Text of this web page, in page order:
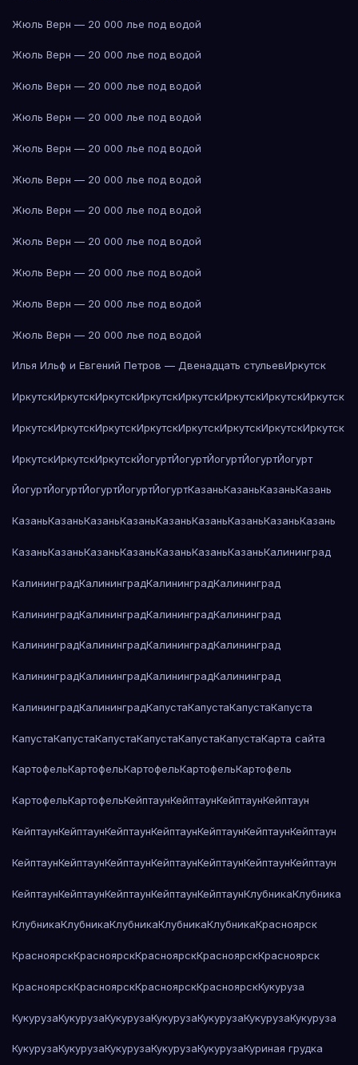
Жюль Верн — 20 000 лье под водой
Жюль Верн — 20 000 лье под водой
Жюль Верн — 20 000 лье под водой
Жюль Верн — 20 000 лье под водой
Жюль Верн — 20 000 лье под водой
Жюль Верн — 20 000 лье под водой
Жюль Верн — 20 000 лье под водой
Жюль Верн — 20 000 лье под водой
Жюль Верн — 20 000 лье под водой
Жюль Верн — 20 000 лье под водой
Жюль Верн — 20 000 лье под водой
Илья Ильф и Евгений Петров — Двенадцать стульевИркутск
ИркутскИркутскИркутскИркутскИркутскИркутскИркутскИркутск
ИркутскИркутскИркутскИркутскИркутскИркутскИркутскИркутск
ИркутскИркутскИркутскЙогуртЙогуртЙогуртЙогуртЙогурт
ЙогуртЙогуртЙогуртЙогуртЙогуртКазаньКазаньКазаньКазань
КазаньКазаньКазаньКазаньКазаньКазаньКазаньКазаньКазань
КазаньКазаньКазаньКазаньКазаньКазаньКазаньКалининград
КалининградКалининградКалининградКалининград
КалининградКалининградКалининградКалининград
КалининградКалининградКалининградКалининград
КалининградКалининградКалининградКалининград
КалининградКалининградКапустаКапустаКапустаКапуста
КапустаКапустаКапустаКапустаКапустаКапустаКарта сайта
КартофельКартофельКартофельКартофельКартофель
КартофельКартофельКейптаунКейптаунКейптаунКейптаун
КейптаунКейптаунКейптаунКейптаунКейптаунКейптаунКейптаун
КейптаунКейптаунКейптаунКейптаунКейптаунКейптаунКейптаун
КейптаунКейптаунКейптаунКейптаунКейптаунКлубникаКлубника
КлубникаКлубникаКлубникаКлубникаКлубникаКрасноярск
КрасноярскКрасноярскКрасноярскКрасноярскКрасноярск
КрасноярскКрасноярскКрасноярскКрасноярскКукуруза
КукурузаКукурузаКукурузаКукурузаКукурузаКукурузаКукуруза
КукурузаКукурузаКукурузаКукурузаКукурузаКуриная грудка